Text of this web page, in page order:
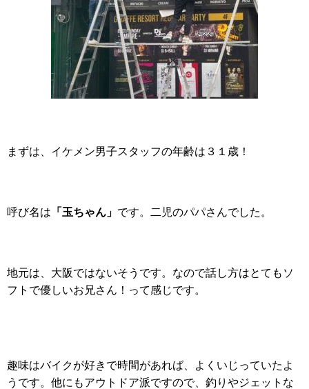
まずは、イケメン男子スタッフの年齢は３１歳！
呼び名は 「玉ちゃん」 です。二児のパパさんでした。
地元は、大阪ではないそうです。なので話し方はとてもソ
フトで優しいお兄さん！って感じです。
趣味はバイクが好きで時間があれば、よくいじっていたよ
うです。他にもアウトドア派ですので、釣りやジェットな